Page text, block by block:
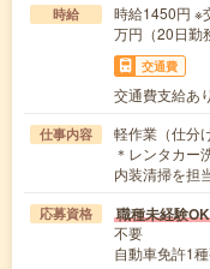
時給
時給1450円 ※
万円（20日勤
交通費
交通費支給あり
仕事内容
軽作業（仕分
＊レンタカー
内装清掃を担
応募資格 職種未経験OK
不要
自動車免許1